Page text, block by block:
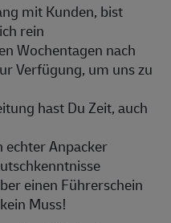
mit Kunden, bist
rein
Wochentagen nach
Verfügung, um uns zu
hast Du Zeit, auch
Anpacker
einen Führerschein
Muss!